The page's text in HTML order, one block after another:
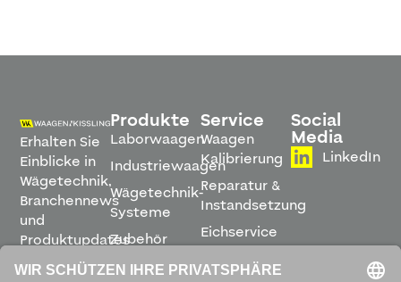
Erhalten Sie
Einblicke in
Wägetechnik,
Branchennews
und
Produktupdates
direkt in
Produkte
Laborwaagen
Industriewaagen
Wägetechnik-
Systeme
Zubehör
Software
Service
Waagen
Kalibrierung
Reparatur &
Instandsetzung
Eichservice
Montage &
Social
Media
LinkedIn